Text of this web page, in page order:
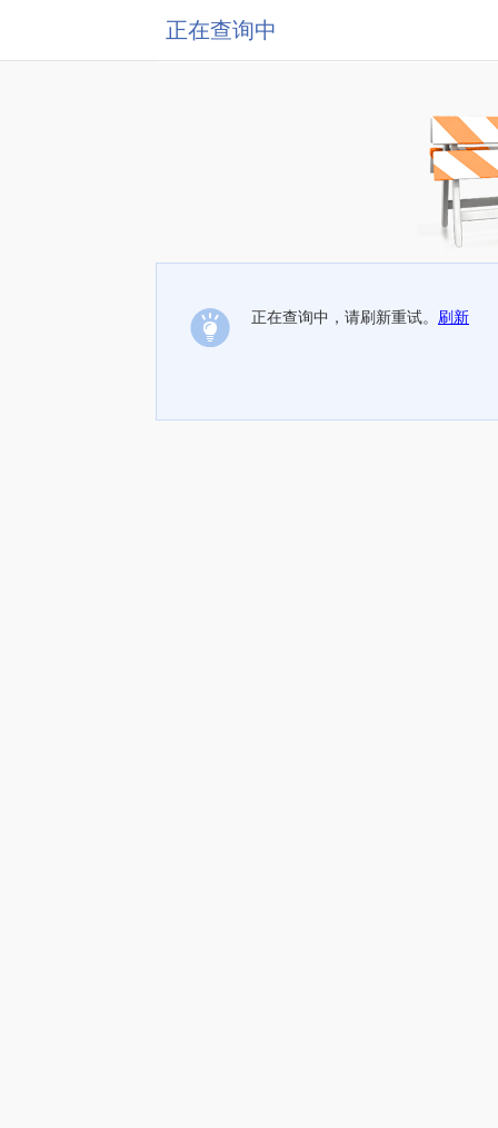
正在查询中
正在查询中，请刷新重试。 刷新